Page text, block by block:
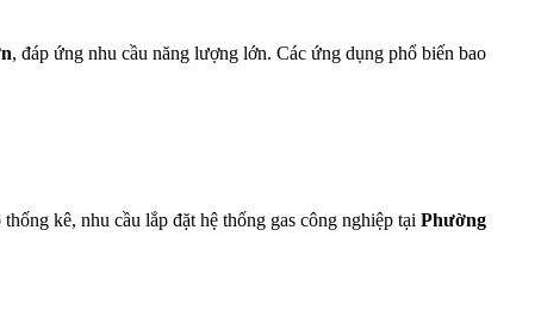
, đáp ứng nhu cầu năng lượng lớn. Các ứng dụng phổ biến bao
kê, nhu cầu lắp đặt hệ thống gas công nghiệp tại Phường